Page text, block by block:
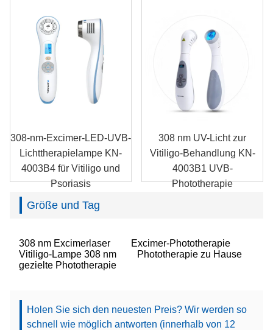
308-nm-Excimer-LED-UVB-
Lichttherapielampe KN-
4003B4 für Vitiligo und
Psoriasis
308 nm UV-Licht zur
Vitiligo-Behandlung KN-
4003B1 UVB-
Phototherapie
Größe und Tag
308 nm Excimerlaser
Excimer-Phototherapie
Vitiligo-Lampe 308 nm
Phototherapie zu Hause
gezielte Phototherapie
Holen Sie sich den neuesten Preis? Wir werden so
schnell wie möglich antworten (innerhalb von 12